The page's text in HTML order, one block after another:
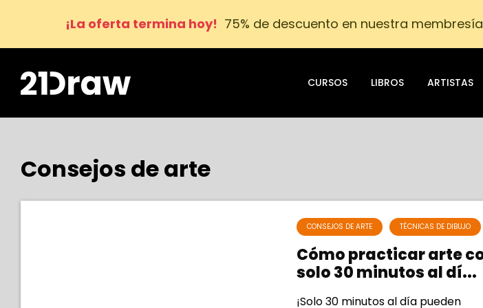
¡La oferta termina hoy! 75% de descuento en nuestra
CURSOS LIBROS ARTISTAS
Consejos de arte
CONSEJOS DE ARTE TÉCNICAS DE DIBUJO
Cómo practicar arte
solo 30 minutos al dí...
¡Solo 30 minutos al día pueden